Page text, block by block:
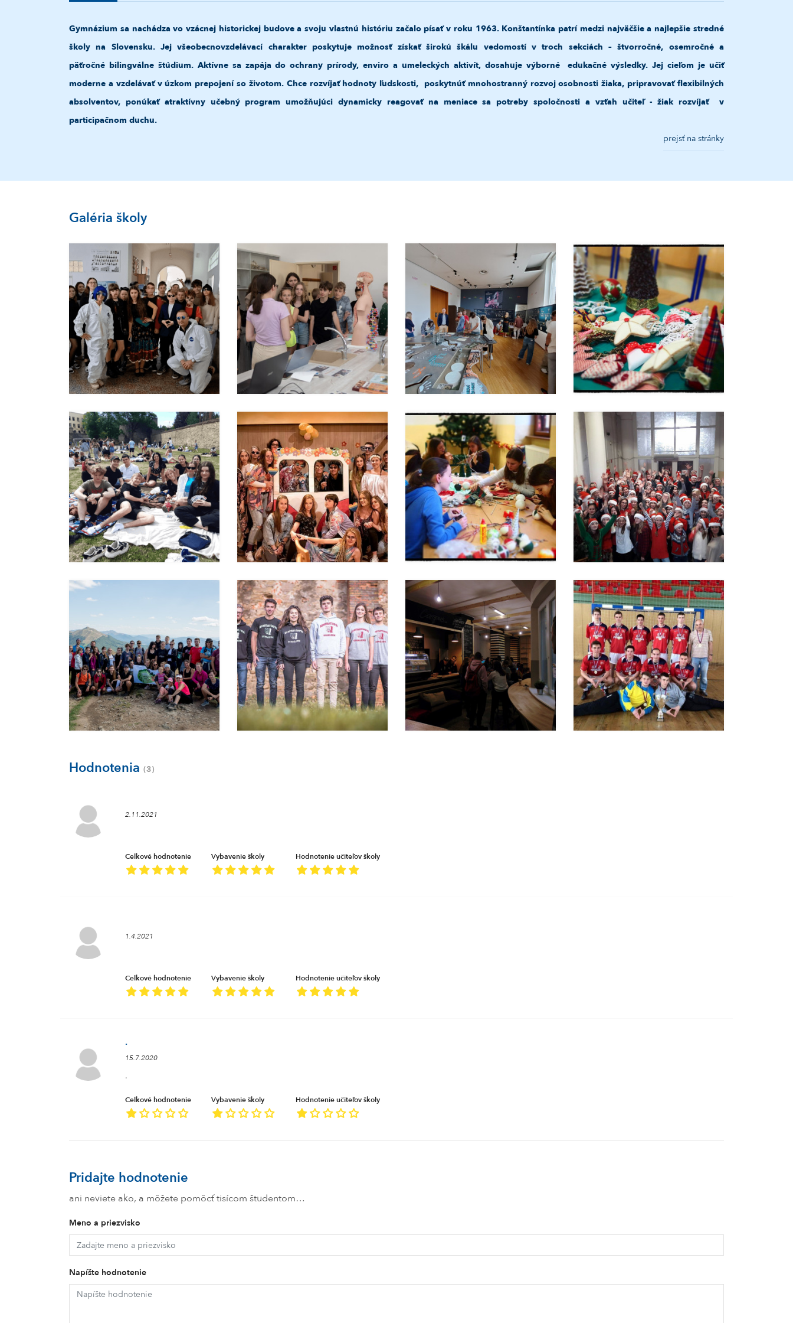
Gymnázium sa nachádza vo vzácnej historickej budove a svoju vlastnú históriu začalo písať v roku 1963. Konštantínka patrí medzi najväčšie a najlepšie stredné
školy na Slovensku. Jej všeobecnovzdelávací charakter poskytuje možnosť získať širokú škálu vedomostí v troch sekciách – štvorročné, osemročné a
päťročné bilingválne štúdium. Aktívne sa zapája do ochrany prírody, enviro a umeleckých aktivít, dosahuje výborné edukačné výsledky.Jej cieľom je učiť
moderne a vzdelávať v úzkom prepojení so životom. Chce rozvíjať hodnoty ľudskosti, poskytnúť mnohostranný rozvoj osobnosti žiaka, pripravovať flexibilných
absolventov, ponúkať atraktívny učebný program umožňujúci dynamicky reagovať na meniace sa potreby spoločnosti a vzťah učiteľ - žiak rozvíjať v
participačnom duchu.
prejsť na stránky
Galéria školy
Hodnotenia (3)
2.11.2021
Celkové hodnotenie Vybavenie školy Hodnotenie učiteľov školy
1.4.2021
Celkové hodnotenie Vybavenie školy Hodnotenie učiteľov školy
.
15.7.2020
.
Celkové hodnotenie Vybavenie školy Hodnotenie učiteľov školy
Pridajte hodnotenie
ani neviete ako, a môžete pomôcť tisícom študentom…
Meno a priezvisko
Napíšte hodnotenie